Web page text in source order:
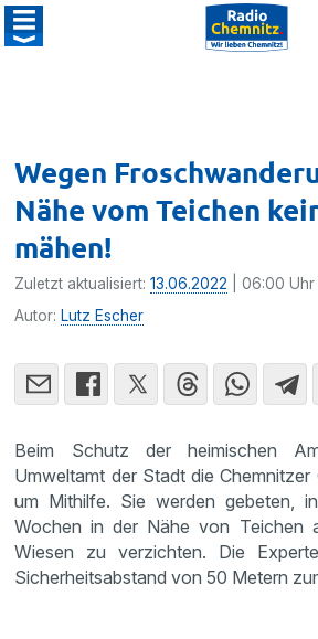
Wegen
Nähe vom Teichen
mähen!
Zuletzt aktualisiert:13.06.2022 | 06:00 Uhr
Autor: Lutz Escher
Beim Schutz der heimischen
Umweltamt der Stadt die Chemnitzer
um Mithilfe. Sie werden gebeten,
Wochen in der Nähe von Teichen
Wiesen zu verzichten. Die
Sicherheitsabstand von 50 Metern